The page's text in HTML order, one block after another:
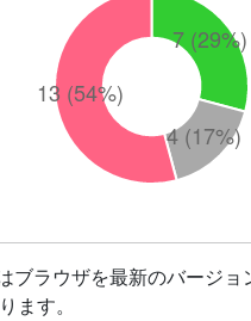
ブラウザを最新のバージ
ます。